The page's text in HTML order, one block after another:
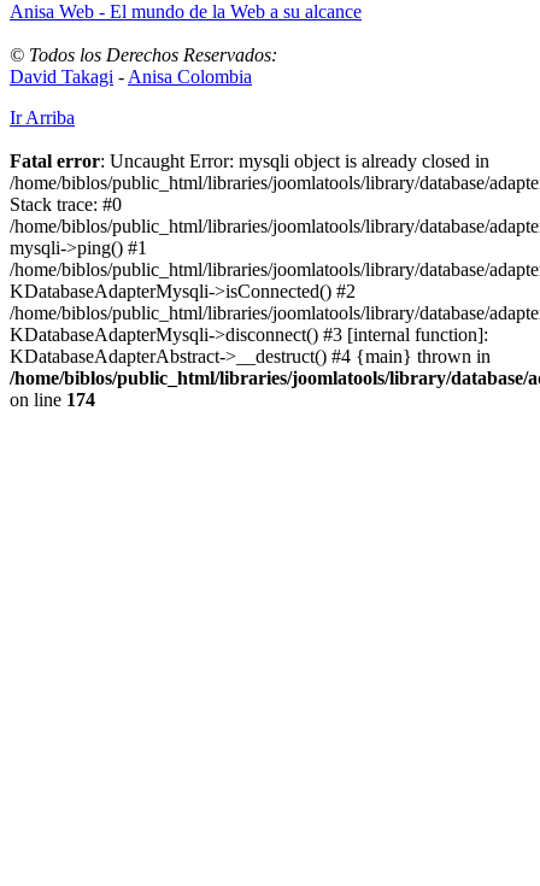
Anisa Web - El mundo de la Web a su alcance
© Todos los Derechos Reservados:
David Takagi - Anisa Colombia
Ir Arriba
Fatal error: Uncaught Error: mysqli object is already closed in
/home/biblos/public_html/libraries/joomlatools/library/database/
Stack trace: #0
/home/biblos/public_html/libraries/joomlatools/library/database/
mysqli->ping() #1
/home/biblos/public_html/libraries/joomlatools/library/database/
KDatabaseAdapterMysqli->isConnected() #2
/home/biblos/public_html/libraries/joomlatools/library/database/
KDatabaseAdapterMysqli->disconnect() #3 [internal function]:
KDatabaseAdapterAbstract->__destruct() #4 {main} thrown in
/home/biblos/public_html/libraries/joomlatools/library/database/
on line 174